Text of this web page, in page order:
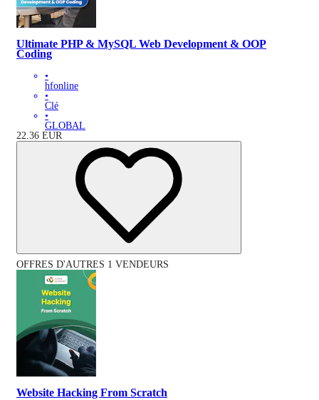
Ultimate PHP & MySQL Web Development & OOP
Coding
•
hfonline
•
Clé
•
GLOBAL
22.36 EUR
OFFRES D'AUTRES 1 VENDEURS
Website Hacking From Scratch